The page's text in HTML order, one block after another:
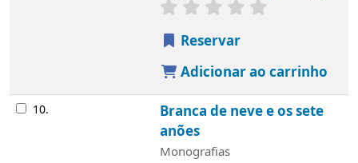
Reservar
Adicionar ao carrinho
10.
Branca de neve e os sete
anões
Monografias